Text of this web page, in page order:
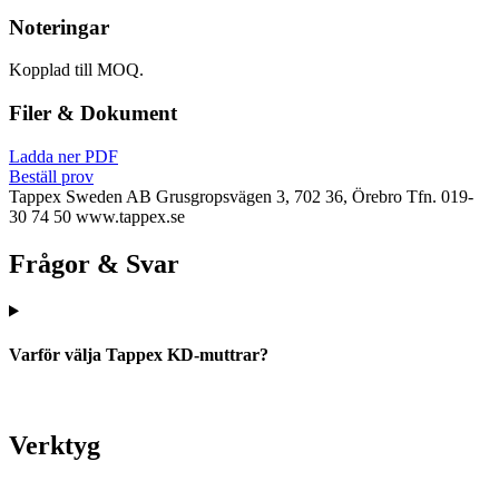
Noteringar
Kopplad till MOQ.
Filer & Dokument
Ladda ner PDF
Beställ prov
Tappex Sweden AB Grusgropsvägen 3, 702 36, Örebro Tfn. 019-
30 74 50 www.tappex.se
Frågor & Svar
Varför välja Tappex KD-muttrar?
Verktyg